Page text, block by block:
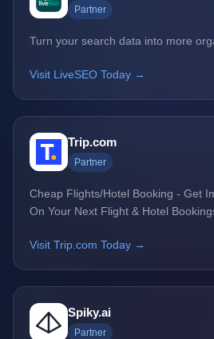
Partner
Turn your search data into more
Visit LiveSEO Today →
Trip.com
Partner
Cheap Flights/Hotel Booking - Get
On Your Next Flight & Hotel
Visit Trip.com Today →
Spiky.ai
Partner